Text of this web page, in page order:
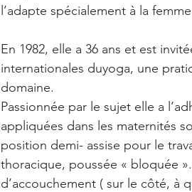
l’adapte spécialement à la
En 1982, elle a 36 ans et est
internationales duyoga, une
domaine.
Passionnée par le sujet elle a
appliquées dans les maternités
position demi- assise pour le
thoracique, poussée « bloquée
d’accouchement ( sur le côté, à